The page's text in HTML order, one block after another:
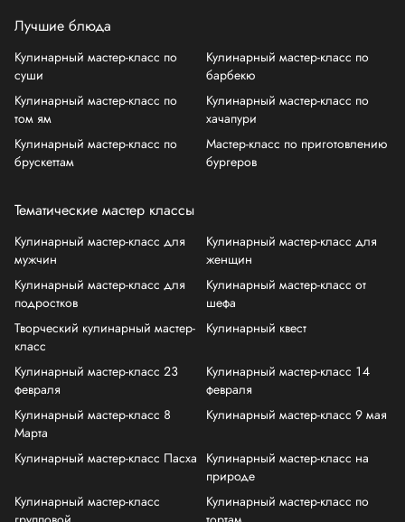
Лучшие блюда
Кулинарный мастер-класс по
суши
Кулинарный мастер-класс по
барбекю
Кулинарный мастер-класс по
том ям
Кулинарный мастер-класс по
хачапури
Кулинарный мастер-класс по
брускеттам
Мастер-класс по приготовлению
бургеров
Тематические мастер классы
Кулинарный мастер-класс для
мужчин
Кулинарный мастер-класс для
женщин
Кулинарный мастер-класс для
подростков
Кулинарный мастер-класс от
шефа
Творческий кулинарный мастер-
класс
Кулинарный квест
Кулинарный мастер-класс 23
февраля
Кулинарный мастер-класс 14
февраля
Кулинарный мастер-класс 8
Марта
Кулинарный мастер-класс 9 мая
Кулинарный мастер-класс Пасха Кулинарный мастер-класс на
природе
Кулинарный мастер-класс
Кулинарный мастер-класс по